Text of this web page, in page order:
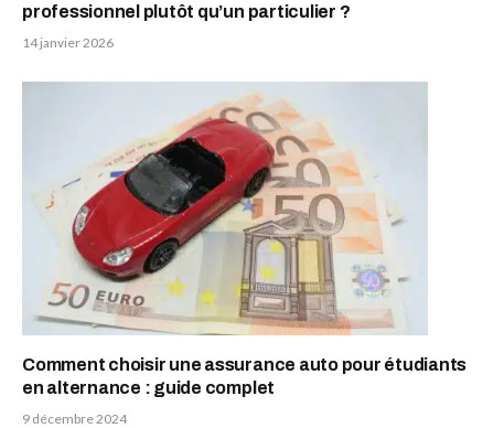
professionnel plutôt qu’un particulier ?
14 janvier 2026
Comment choisir une assurance auto pour étudiants
en alternance : guide complet
9 décembre 2024